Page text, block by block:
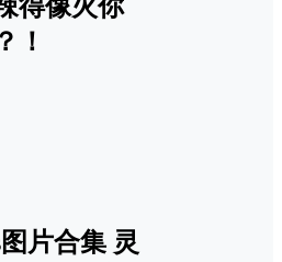
得像火你
！
片合集 灵